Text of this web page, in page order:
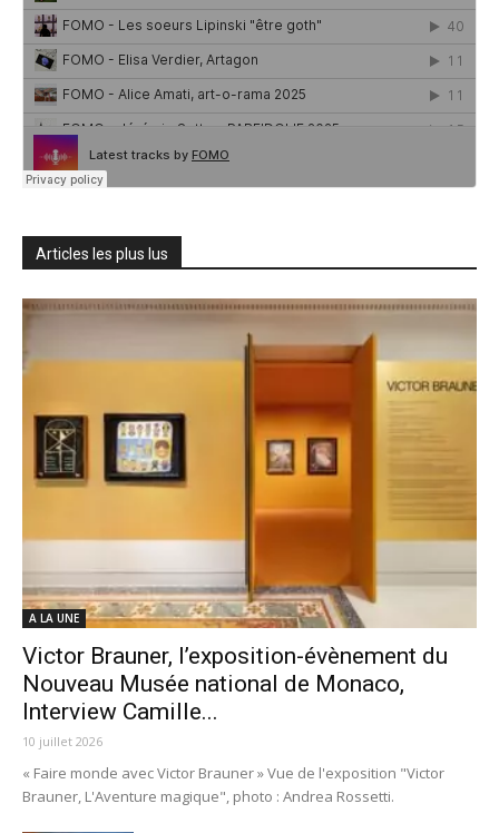
Articles les plus lus
A LA UNE
Victor Brauner, l’exposition-évènement du
Nouveau Musée national de Monaco,
Interview Camille...
10 juillet 2026
« Faire monde avec Victor Brauner » Vue de l'exposition "Victor
Brauner, L'Aventure magique", photo : Andrea Rossetti.